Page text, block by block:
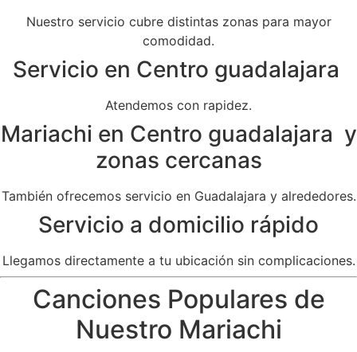
Nuestro servicio cubre distintas zonas para mayor
comodidad.
Servicio en Centro guadalajara
Atendemos con rapidez.
Mariachi en Centro guadalajara y
zonas cercanas
También ofrecemos servicio en Guadalajara y alrededores.
Servicio a domicilio rápido
Llegamos directamente a tu ubicación sin complicaciones.
Canciones Populares de
Nuestro Mariachi